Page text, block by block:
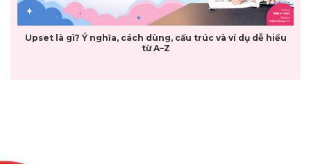
Upset là gì? Ý nghĩa, cách dùng, cấu trúc và ví dụ dễ hiểu
từ A–Z